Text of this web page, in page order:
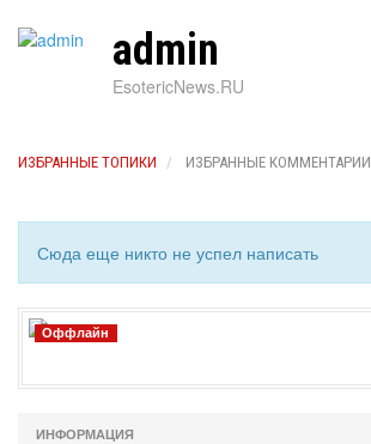
admin
EsotericNews.RU
ИЗБРАННЫЕ ТОПИКИ ИЗБРАННЫЕ КОММЕНТАРИИ
Сюда еще никто не успел написать
Оффлайн
ИНФОРМАЦИЯ